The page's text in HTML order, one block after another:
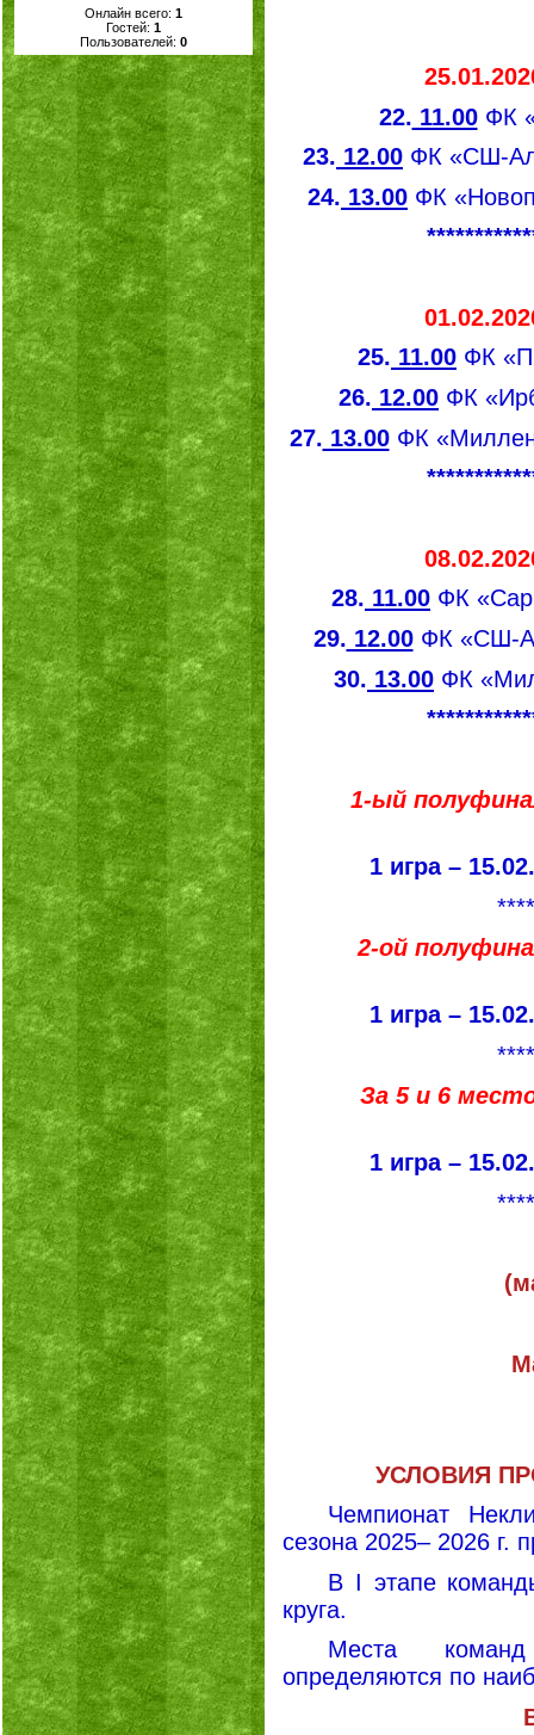
Онлайн всего: 1
Гостей: 1
Пользователей: 0
22. 11.00ФК
23. 12.00 ФК «СШ-
24. 13.00 ФК
25. 11.00 ФК
26. 12.00 ФК
27. 13.00ФК
28. 11.00 ФК
29. 12.00ФК «СШ-
30. 13.00 ФК
1-ый
1 игра –
2-ой
1 игра –
За 5 и 6
1 игра –
УСЛОВИЯ
Чемпионат
сезона 2025– 2026 г.
В I этапе
круга.
Места
определяются по